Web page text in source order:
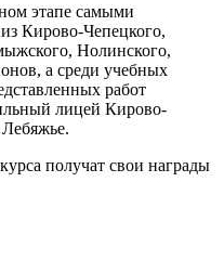
этапе самыми
Кирово-Чепецкого,
Нолинского,
а среди учебных
работ
лицей Кирово-
получат свои награды